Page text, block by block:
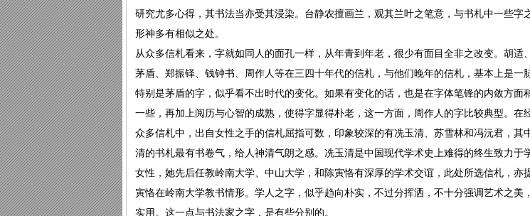
研究尤多心得，其书法当亦受其浸染。台静农擅画兰，观其兰叶之笔意，与书札中一些字
形神多有相似之处。
从众多信札看来，字就如同人的面孔一样，从年青到年老，很少有面目全非之改变。胡适、
茅盾、郑振铎、钱钟书、周作人等在三四十年代的信札，与他们晚年的信札，基本上是一
特别是茅盾的字，似乎看不出时代的变化。如果有变化的话，也是在字体笔锋的内敛方面
一些，再加上阅历与心智的成熟，使得字显得朴老，这一方面，周作人的字比较典型。在
众多信札中，出自女性之手的信札屈指可数，印象较深的有冼玉清、苏雪林和冯沅君，其
清的书札最有书卷气，给人神清气朗之感。冼玉清是中国现代学术史上难得的终生致力于
女性，她先后任教岭南大学、中山大学，和陈寅恪有深厚的学术交谊，此处所选信札，亦
寅恪在岭南大学教书情形。学人之字，似乎趋向朴实，不过分挥洒，不十分强调艺术之美
实用。这一点与书法家之字，是有些分别的。